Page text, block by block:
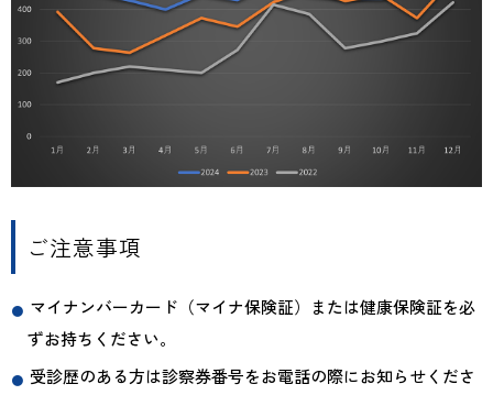
ご注意事項
マイナンバーカード（マイナ保険証）または健康保険証を必
ずお持ちください。
受診歴のある方は診察券番号をお電話の際にお知らせくださ